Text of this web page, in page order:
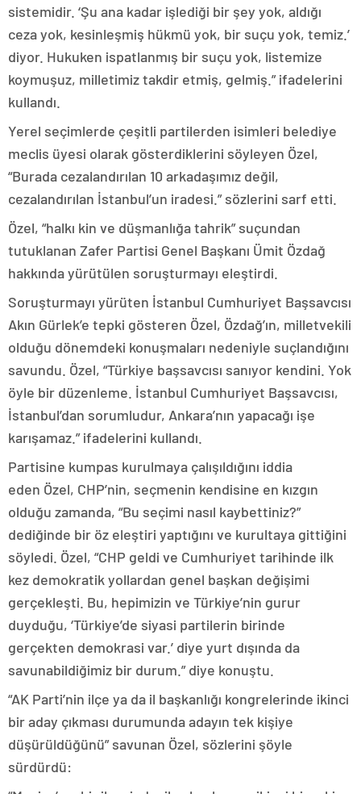
sistemidir. ‘Şu ana kadar işlediği bir şey yok, aldığı
ceza yok, kesinleşmiş hükmü yok, bir suçu yok, temiz.’
diyor. Hukuken ispatlanmış bir suçu yok, listemize
koymuşuz, milletimiz takdir etmiş, gelmiş.” ifadelerini
kullandı.
Yerel seçimlerde çeşitli partilerden isimleri belediye
meclis üyesi olarak gösterdiklerini söyleyen Özel,
“Burada cezalandırılan 10 arkadaşımız değil,
cezalandırılan İstanbul’un iradesi.” sözlerini sarf etti.
Özel, “halkı kin ve düşmanlığa tahrik” suçundan
tutuklanan Zafer Partisi Genel Başkanı Ümit Özdağ
hakkında yürütülen soruşturmayı eleştirdi.
Soruşturmayı yürüten İstanbul Cumhuriyet Başsavcısı
Akın Gürlek’e tepki gösteren Özel, Özdağ’ın, milletvekili
olduğu dönemdeki konuşmaları nedeniyle suçlandığını
savundu. Özel, “Türkiye başsavcısı sanıyor kendini. Yok
öyle bir düzenleme. İstanbul Cumhuriyet Başsavcısı,
İstanbul’dan sorumludur, Ankara’nın yapacağı işe
karışamaz.” ifadelerini kullandı.
Partisine kumpas kurulmaya çalışıldığını iddia
eden Özel, CHP’nin, seçmenin kendisine en kızgın
olduğu zamanda, “Bu seçimi nasıl kaybettiniz?”
dediğinde bir öz eleştiri yaptığını ve kurultaya gittiğini
söyledi. Özel, “CHP geldi ve Cumhuriyet tarihinde ilk
kez demokratik yollardan genel başkan değişimi
gerçekleşti. Bu, hepimizin ve Türkiye’nin gurur
duyduğu, ‘Türkiye’de siyasi partilerin birinde
gerçekten demokrasi var.’ diye yurt dışında da
savunabildiğimiz bir durum.” diye konuştu.
“AK Parti’nin ilçe ya da il başkanlığı kongrelerinde ikinci
bir aday çıkması durumunda adayın tek kişiye
düşürüldüğünü” savunan Özel, sözlerini şöyle
sürdürdü: